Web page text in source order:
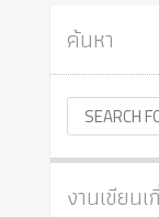
ค้นหา
งานเขียน